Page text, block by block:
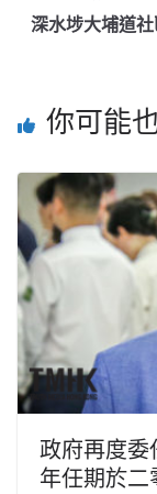
深水埗大埔道
你可能
政府再度委
年任期於